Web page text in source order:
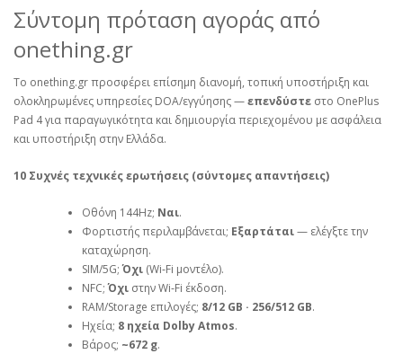
Σύντομη πρόταση αγοράς από
onething.gr
Το onething.gr προσφέρει επίσημη διανομή, τοπική υποστήριξη και
ολοκληρωμένες υπηρεσίες DOA/εγγύησης —επενδύστε στο OnePlus
Pad 4 για παραγωγικότητα και δημιουργία περιεχομένου με ασφάλεια
και υποστήριξη στην Ελλάδα.
10 Συχνές τεχνικές ερωτήσεις (σύντομες απαντήσεις)
Οθόνη 144Hz; Ναι.
Φορτιστής περιλαμβάνεται; Εξαρτάται— ελέγξτε την
καταχώρηση.
SIM/5G;Όχι (Wi‑Fi μοντέλο).
NFC;Όχι στην Wi‑Fi έκδοση.
RAM/Storage επιλογές; 8/12 GB · 256/512 GB.
Ηχεία; 8 ηχεία Dolby Atmos.
Βάρος; ~672 g.